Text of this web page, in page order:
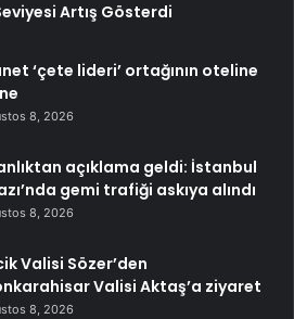
Artış Gösterdi
‘çete lideri’ ortağının oteline
8, 2026
açıklama geldi: İstanbul
gemi trafiği askıya alındı
8, 2026
Valisi Sözer’den
Valisi Aktaş’a ziyaret
8, 2026